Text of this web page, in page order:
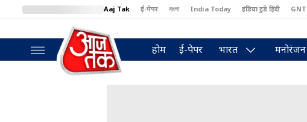
Aaj Tak ई-पेपर বাংলা India Today इंडिया टुडे हिंदी
BT Bazaar
होम ई-पेपर भारत मनोरंजन